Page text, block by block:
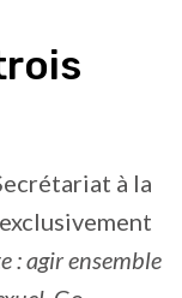
à la
: agir ensemble